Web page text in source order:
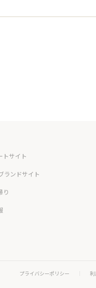
トサイト
ランドサイト
り
プライバシーポリシー